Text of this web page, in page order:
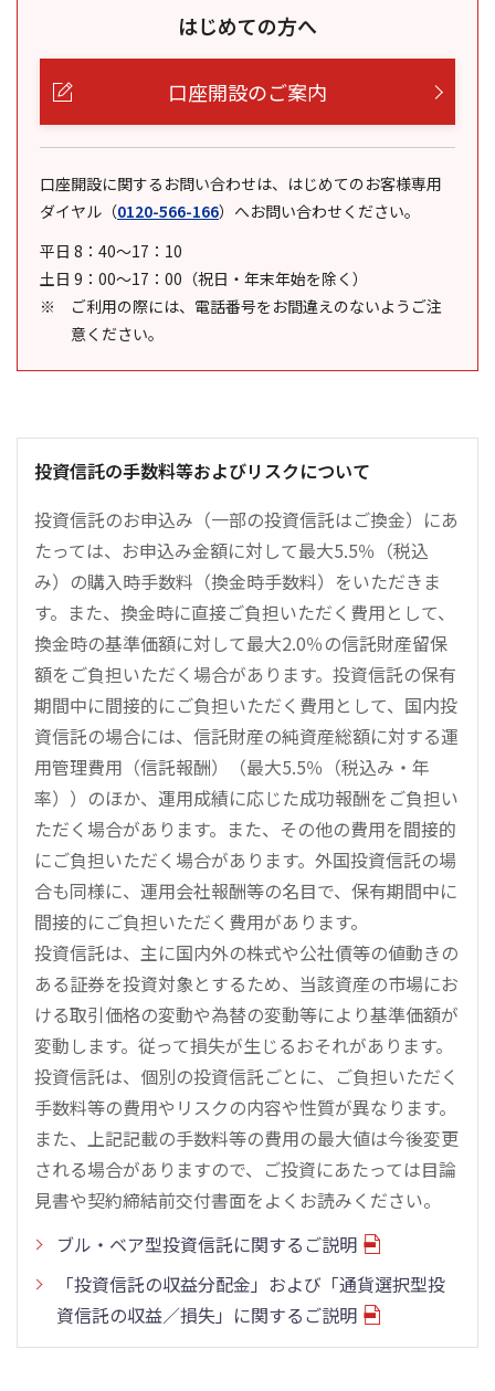
はじめての方へ
口座開設のご案内
口座開設に関するお問い合わせは、はじめてのお客様専用
ダイヤル （0120-566-166） へお問い合わせください。
平日 8：40～17：10
土日 9：00～17：00（祝日・年末年始を除く）
ご利用の際には、電話番号をお間違えのないようご注
意ください。
投資信託の手数料等およびリスクについて
投資信託のお申込み（一部の投資信託はご換金）にあ
たっては、お申込み金額に対して最大5.5％（税込
み）の購入時手数料（換金時手数料）をいただきま
す。また、換金時に直接ご負担いただく費用として、
換金時の基準価額に対して最大2.0％の信託財産留保
額をご負担いただく場合があります。投資信託の保有
期間中に間接的にご負担いただく費用として、国内投
資信託の場合には、信託財産の純資産総額に対する運
用管理費用（信託報酬）（最大5.5％（税込み・年
率））のほか、運用成績に応じた成功報酬をご負担い
ただく場合があります。また、その他の費用を間接的
にご負担いただく場合があります。外国投資信託の場
合も同様に、運用会社報酬等の名目で、保有期間中に
間接的にご負担いただく費用があります。
投資信託は、主に国内外の株式や公社債等の値動きの
ある証券を投資対象とするため、当該資産の市場にお
ける取引価格の変動や為替の変動等により基準価額が
変動します。従って損失が生じるおそれがあります。
投資信託は、個別の投資信託ごとに、ご負担いただく
手数料等の費用やリスクの内容や性質が異なります。
また、上記記載の手数料等の費用の最大値は今後変更
される場合がありますので、ご投資にあたっては目論
見書や契約締結前交付書面をよくお読みください。
ブル・ベア型投資信託に関するご説明
「投資信託の収益分配金」および「通貨選択型投
資信託の収益／損失」に関するご説明